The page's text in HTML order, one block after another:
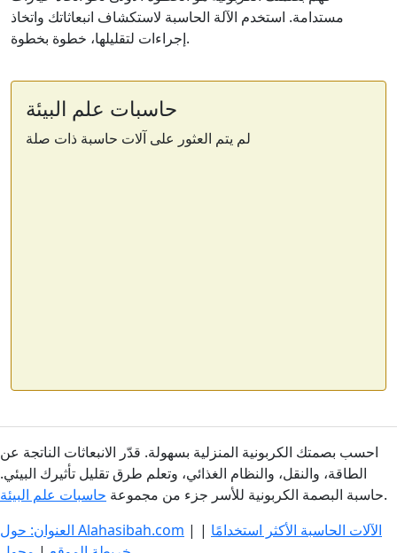
مستدامة. استخدم الآلة الحاسبة لاستكشاف انبعاثاتك واتخاذ
إجراءات لتقليلها، خطوة بخطوة.
حاسبات علم البيئة
لم يتم العثور على آلات حاسبة ذات صلة
احسب بصمتك الكربونية المنزلية بسهولة. قدّر الانبعاثات الناتجة عن
الطاقة، والنقل، والنظام الغذائي، وتعلم طرق تقليل تأثيرك البيئي.
حاسبة البصمة الكربونية للأسر جزء من مجموعة حاسبات علم البيئة
.
العنوان: حول Alahasibah.com | الآلات الحاسبة الأكثر استخدامًا |